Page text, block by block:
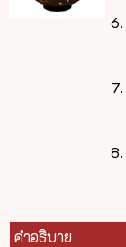
คำอธิบาย